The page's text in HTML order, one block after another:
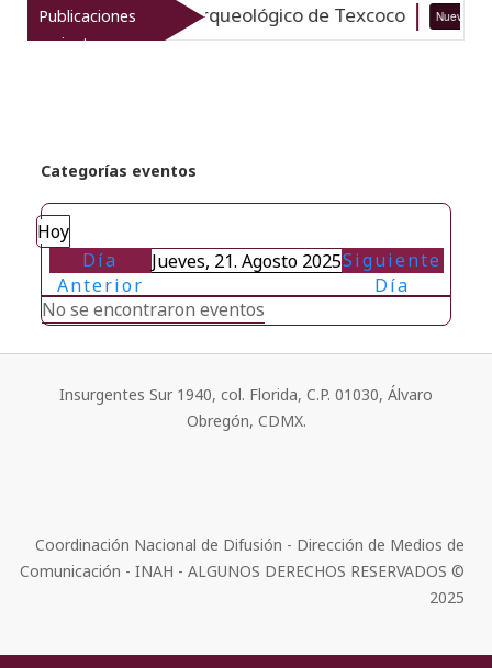
Publicaciones
recientes
el patrimonio arqueológico de Texcoco Nuevo
Categorías eventos
Hoy
Día
Anterior
Jueves, 21. Agosto 2025Siguiente
Día
No se encontraron eventos
Insurgentes Sur 1940, col. Florida, C.P. 01030, Álvaro
Obregón, CDMX.
Coordinación Nacional de Difusión - Dirección de Medios de
Comunicación - INAH - ALGUNOS DERECHOS RESERVADOS ©
2025